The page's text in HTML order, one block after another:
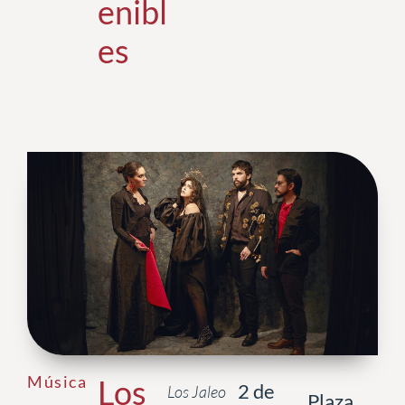
enibl
es
Música Los Los Jaleo 2 de